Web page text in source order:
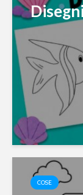
COSE